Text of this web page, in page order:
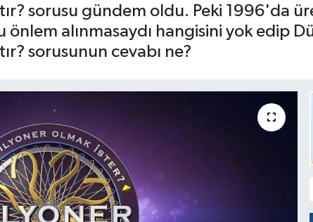
sorusu gündem oldu. Peki 1996'da
alınmasaydı hangisini yok edip
sorusunun cevabı ne?